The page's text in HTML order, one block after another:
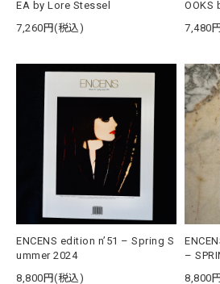
EA by Lore Stessel
7,260円(税込)
OOKS
7,480
ENCENS edition n’51 – Spring S
ummer 2024
8,800円(税込)
–
8,800